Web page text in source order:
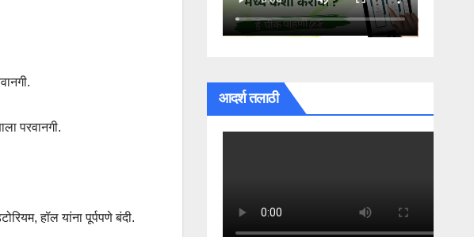
परवानगी.
,हॉल यांना पूर्पपणे बंदी.
आदर्श तलाठी